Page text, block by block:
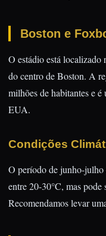
Boston e
O estádio está localizado
do centro de Boston. A
milhões de habitantes e
EUA.
Condições
O período de junho-julho
entre 20-30°C, mas
Recomendamos levar